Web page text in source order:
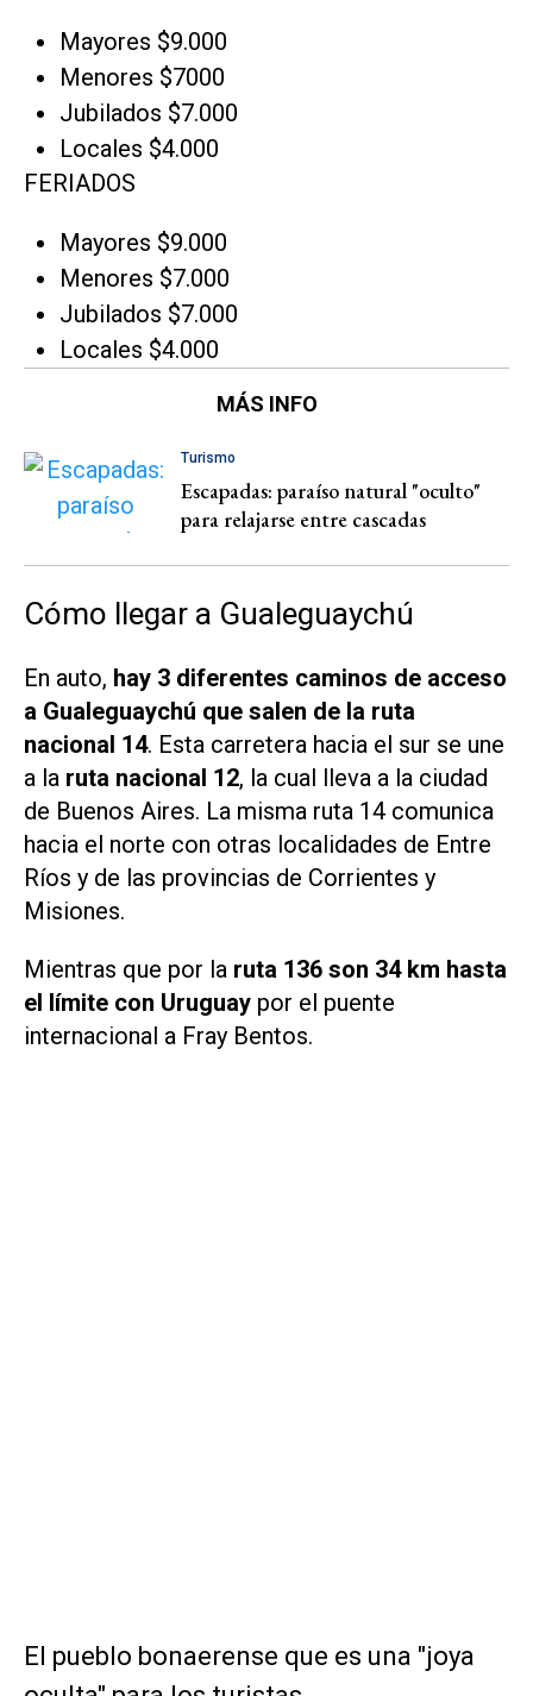
Mayores $9.000
Menores $7000
Jubilados $7.000
Locales $4.000
FERIADOS
Mayores $9.000
Menores $7.000
Jubilados $7.000
Locales $4.000
MÁS INFO
Turismo
Escapadas: paraíso natural "oculto"
para relajarse entre cascadas
Cómo llegar a Gualeguaychú
En auto, hay 3 diferentes caminos de acceso
a Gualeguaychú que salen de la ruta
nacional 14. Esta carretera hacia el sur se une
a la ruta nacional 12, la cual lleva a la ciudad
de Buenos Aires. La misma ruta 14 comunica
hacia el norte con otras localidades de Entre
Ríos y de las provincias de Corrientes y
Misiones.
Mientras que por la ruta 136 son 34 km hasta
el límite con Uruguay por el puente
internacional a Fray Bentos.
El pueblo bonaerense que es una "joya